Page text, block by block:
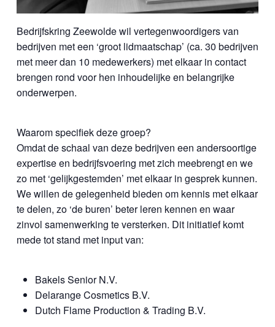
Bedrijfskring Zeewolde wil vertegenwoordigers van
bedrijven met een ‘groot lidmaatschap’ (ca. 30 bedrijven
met meer dan 10 medewerkers) met elkaar in contact
brengen rond voor hen inhoudelijke en belangrijke
onderwerpen.
Waarom specifiek deze groep?
Omdat de schaal van deze bedrijven een andersoortige
expertise en bedrijfsvoering met zich meebrengt en we
zo met ‘gelijkgestemden’ met elkaar in gesprek kunnen.
We willen de gelegenheid bieden om kennis met elkaar
te delen, zo ‘de buren’ beter leren kennen en waar
zinvol samenwerking te versterken. Dit initiatief komt
mede tot stand met input van:
Bakels Senior N.V.
Delarange Cosmetics B.V.
Dutch Flame Production & Trading B.V.